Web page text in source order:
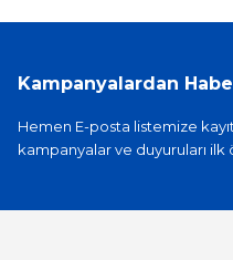
Kampanyalardan
Hemen E-posta listemize
kampanyalar ve duyuruları ilk